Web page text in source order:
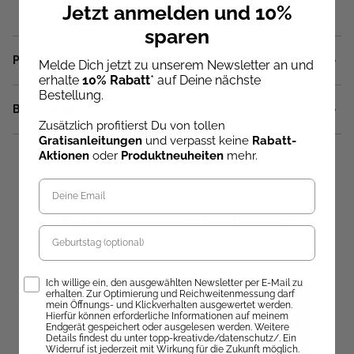
Produktbeschreibung
Bewertungen
Entdecke unsere Neuheiten!
Jetzt anmelden und 10%
sparen
Melde Dich jetzt zu unserem Newsletter an und
erhalte 10% Rabatt* auf Deine nächste
Bestellung.
Zusätzlich profitierst Du von tollen
Gratisanleitungen und verpasst keine Rabatt-
Aktionen oder Produktneuheiten mehr.
Geburtstag
Opt-InIch willige ein, den ausgewählten Newsletter per E-Mail zu
erhalten. Zur Optimierung und Reichweitenmessung darf
mein Öffnungs- und Klickverhalten ausgewertet werden.
Hierfür können erforderliche Informationen auf meinem
Endgerät gespeichert oder ausgelesen werden. Weitere
Details findest du unter topp-kreativ.de/datenschutz/. Ein
Widerruf ist jederzeit mit Wirkung für die Zukunft möglich.